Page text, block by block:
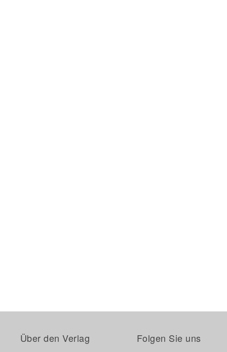
Über den Verlag Folgen Sie uns